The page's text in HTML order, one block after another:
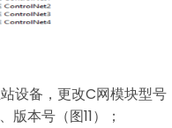
设备，更改C网模块型号
本号（图11）；